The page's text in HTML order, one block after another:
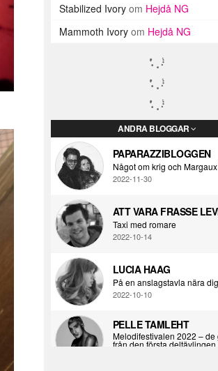
Stabilized Ivory om Hejdå NG
Mammoth Ivory om Hejdå NG
ANDRA BLOGGAR
PAPARAZZIBLOGGEN
Något om krig och
2022-11-30
ATT VARA FRASSE
Taxi med romare
2022-10-14
LUCIA HAAG
På en anslagstavla nära dig
2022-10-10
PELLE TAMLEHT
Melodifestivalen 2022 – de
från den första deltävlingen